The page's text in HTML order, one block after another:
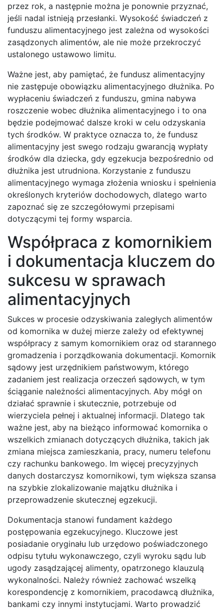
przez rok, a następnie można je ponownie przyznać,
jeśli nadal istnieją przesłanki. Wysokość świadczeń z
funduszu alimentacyjnego jest zależna od wysokości
zasądzonych alimentów, ale nie może przekroczyć
ustalonego ustawowo limitu.
Ważne jest, aby pamiętać, że fundusz alimentacyjny
nie zastępuje obowiązku alimentacyjnego dłużnika. Po
wypłaceniu świadczeń z funduszu, gmina nabywa
roszczenie wobec dłużnika alimentacyjnego i to ona
będzie podejmować dalsze kroki w celu odzyskania
tych środków. W praktyce oznacza to, że fundusz
alimentacyjny jest swego rodzaju gwarancją wypłaty
środków dla dziecka, gdy egzekucja bezpośrednio od
dłużnika jest utrudniona. Korzystanie z funduszu
alimentacyjnego wymaga złożenia wniosku i spełnienia
określonych kryteriów dochodowych, dlatego warto
zapoznać się ze szczegółowymi przepisami
dotyczącymi tej formy wsparcia.
Współpraca z komornikiem
i dokumentacja kluczem do
sukcesu w sprawach
alimentacyjnych
Sukces w procesie odzyskiwania zaległych alimentów
od komornika w dużej mierze zależy od efektywnej
współpracy z samym komornikiem oraz od starannego
gromadzenia i porządkowania dokumentacji. Komornik
sądowy jest urzędnikiem państwowym, którego
zadaniem jest realizacja orzeczeń sądowych, w tym
ściąganie należności alimentacyjnych. Aby mógł on
działać sprawnie i skutecznie, potrzebuje od
wierzyciela pełnej i aktualnej informacji. Dlatego tak
ważne jest, aby na bieżąco informować komornika o
wszelkich zmianach dotyczących dłużnika, takich jak
zmiana miejsca zamieszkania, pracy, numeru telefonu
czy rachunku bankowego. Im więcej precyzyjnych
danych dostarczysz komornikowi, tym większa szansa
na szybkie zlokalizowanie majątku dłużnika i
przeprowadzenie skutecznej egzekucji.
Dokumentacja stanowi fundament każdego
postępowania egzekucyjnego. Kluczowe jest
posiadanie oryginału lub urzędowo poświadczonego
odpisu tytułu wykonawczego, czyli wyroku sądu lub
ugody zasądzającej alimenty, opatrzonego klauzulą
wykonalności. Należy również zachować wszelką
korespondencję z komornikiem, pracodawcą dłużnika,
bankami czy innymi instytucjami. Warto prowadzić